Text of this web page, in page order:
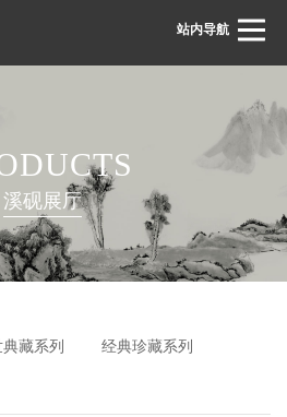
站内导航
溪砚展厅
藏系列 经典珍藏系列